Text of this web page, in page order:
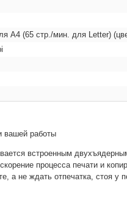
A4 (65 стр./мин. для Letter)
вашей работы
встроенным
процесса печати и
а не ждать отпечатка, стоя у